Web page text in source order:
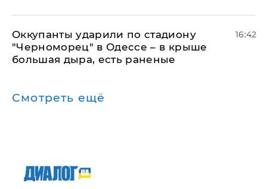
Оккупанты ударили по стадиону
"Черноморец" в Одессе – в крыше
большая дыра, есть раненые
16:42
Смотреть ещё